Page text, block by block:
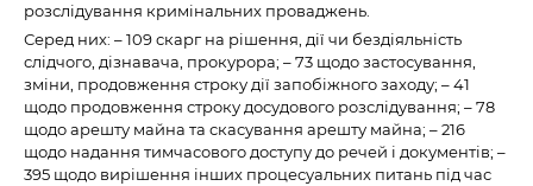
розслідування кримінальних проваджень.
Серед них: – 109 скарг на рішення, дії чи бездіяльність
слідчого, дізнавача, прокурора; – 73 щодо застосування,
зміни, продовження строку дії запобіжного заходу; – 41
щодо продовження строку досудового розслідування; – 78
щодо арешту майна та скасування арешту майна; – 216
щодо надання тимчасового доступу до речей і документів; –
395 щодо вирішення інших процесуальних питань під час